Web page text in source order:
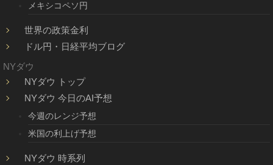
メキシコペソ円
世界の政策金利
ドル円・日経平均ブログ
NYダウ
NYダウ トップ
NYダウ 今日のAI予想
今週のレンジ予想
米国の利上げ予想
NYダウ 時系列